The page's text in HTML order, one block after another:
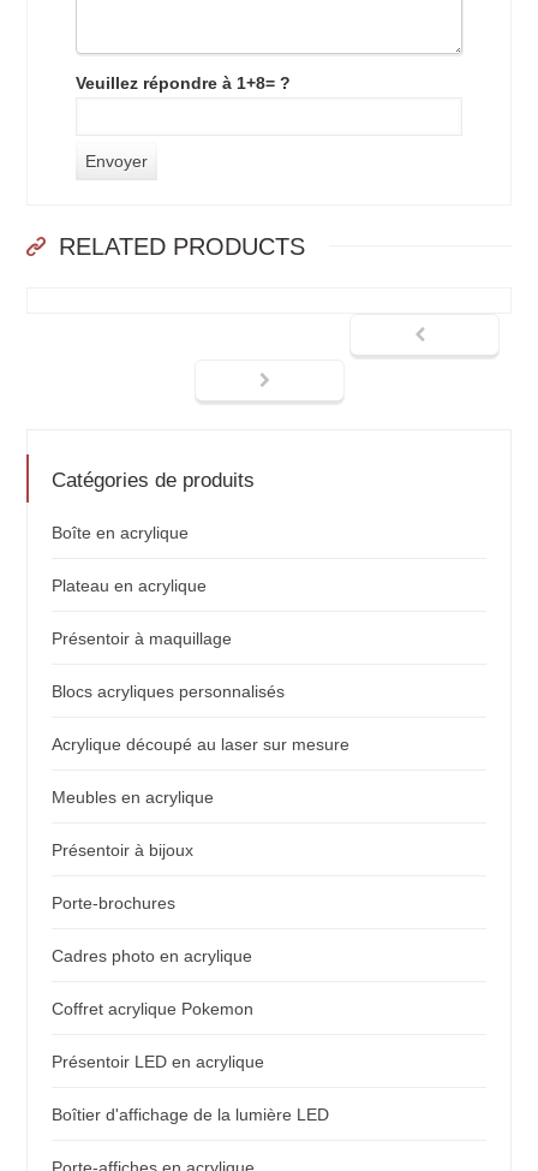
Veuillez répondre à 1+8= ?
RELATED PRODUCTS
Catégories de produits
Boîte en acrylique
Plateau en acrylique
Présentoir à maquillage
Blocs acryliques personnalisés
Acrylique découpé au laser sur mesure
Meubles en acrylique
Présentoir à bijoux
Porte-brochures
Cadres photo en acrylique
Coffret acrylique Pokemon
Présentoir LED en acrylique
Boîtier d'affichage de la lumière LED